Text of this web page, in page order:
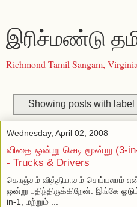
இரிச்மண்டு
Richmond Tamil Sangam,
Showing posts with label
Wednesday, April 02, 2008
விதை ஒன்று செடி மூன்று (3-
- Trucks & Drivers
கொஞ்சம் வித்தியாசம் செய்யலாம்
ஒன்று பதிந்திருக்கிறேன். இங்கே
in-1, மற்றும் ...